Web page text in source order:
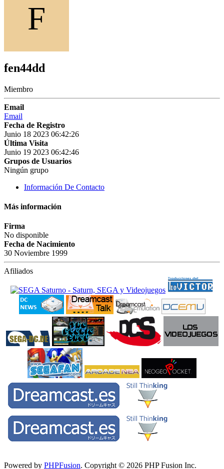
F
fen44dd
Miembro
Email
Email
Fecha de Registro
Junio 18 2023 06:42:26
Última Visita
Junio 19 2023 06:42:46
Grupos de Usuarios
Ningún grupo
Información De Contacto
Más información
Firma
No disponible
Fecha de Nacimiento
30 Noviembre 1999
Afiliados
Powered by PHPFusion. Copyright © 2026 PHP Fusion Inc.